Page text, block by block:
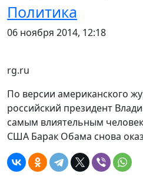
Политика
06 ноября 2014, 12:18
rg.ru
По версии американского
российский президент
самым влиятельным
США Барак Обама снова